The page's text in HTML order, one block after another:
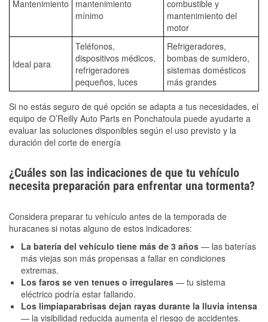
Mantenimiento
mantenimiento
mínimo
combustible y
mantenimiento del
motor
Ideal para
Teléfonos,
dispositivos médicos,
refrigeradores
pequeños, luces
Refrigeradores,
bombas de sumidero,
sistemas domésticos
más grandes
Si no estás seguro de qué opción se adapta a tus necesidades, el
equipo de O’Reilly Auto Parts en Ponchatoula puede ayudarte a
evaluar las soluciones disponibles según el uso previsto y la
duración del corte de energía
¿Cuáles son las indicaciones de que tu vehículo
necesita preparación para enfrentar una tormenta?
Considera preparar tu vehículo antes de la temporada de
huracanes si notas alguno de estos indicadores:
La batería del vehículo tiene más de 3 años — las baterías
más viejas son más propensas a fallar en condiciones
extremas.
Los faros se ven tenues o irregulares — tu sistema
eléctrico podría estar fallando.
Los limpiaparabrisas dejan rayas durante la lluvia intensa
— la visibilidad reducida aumenta el riesgo de accidentes.